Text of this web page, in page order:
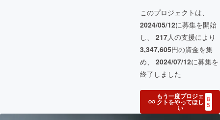
このプロジェクトは、
2024/05/12に募集を開始
し、 217人の支援により
3,347,605円の資金を集
め、 2024/07/12に募集を
終了しました
もう一度プロジェ
クトをやってほし
い
8
5